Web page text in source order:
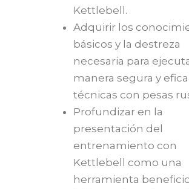
Kettlebell.
Adquirir los
básicos y la destreza
necesaria para
manera segura y
técnicas con pesas
Profundizar en la
presentación del
entrenamiento con
Kettlebell como una
herramienta